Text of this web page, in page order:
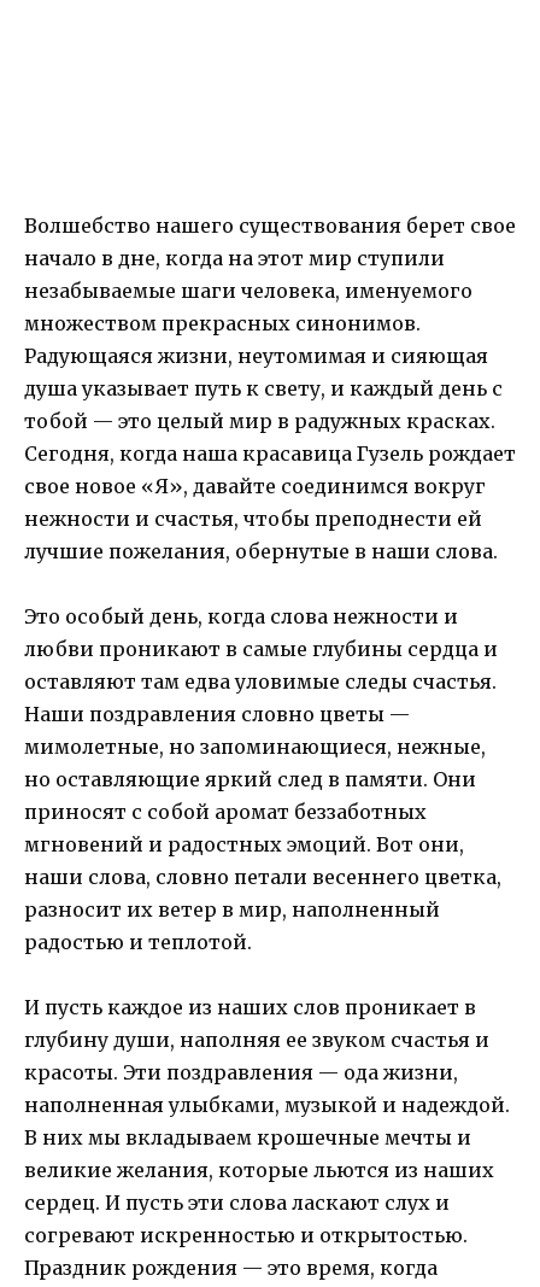
Волшебство нашего существования берет свое
начало в дне, когда на этот мир ступили
незабываемые шаги человека, именуемого
множеством прекрасных синонимов.
Радующаяся жизни, неутомимая и сияющая
душа указывает путь к свету, и каждый день с
тобой — это целый мир в радужных красках.
Сегодня, когда наша красавица Гузель рождает
свое новое «Я», давайте соединимся вокруг
нежности и счастья, чтобы преподнести ей
лучшие пожелания, обернутые в наши слова.
Это особый день, когда слова нежности и
любви проникают в самые глубины сердца и
оставляют там едва уловимые следы счастья.
Наши поздравления словно цветы —
мимолетные, но запоминающиеся, нежные,
но оставляющие яркий след в памяти. Они
приносят с собой аромат беззаботных
мгновений и радостных эмоций. Вот они,
наши слова, словно петали весеннего цветка,
разносит их ветер в мир, наполненный
радостью и теплотой.
И пусть каждое из наших слов проникает в
глубину души, наполняя ее звуком счастья и
красоты. Эти поздравления — ода жизни,
наполненная улыбками, музыкой и надеждой.
В них мы вкладываем крошечные мечты и
великие желания, которые льются из наших
сердец. И пусть эти слова ласкают слух и
согревают искренностью и открытостью.
Праздник рождения — это время, когда